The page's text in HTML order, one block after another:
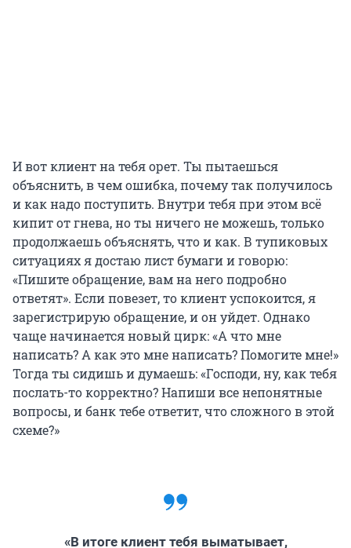
И вот клиент на тебя орет. Ты пытаешься
объяснить, в чем ошибка, почему так получилось
и как надо поступить. Внутри тебя при этом всё
кипит от гнева, но ты ничего не можешь, только
продолжаешь объяснять, что и как. В тупиковых
ситуациях я достаю лист бумаги и говорю:
«Пишите обращение, вам на него подробно
ответят». Если повезет, то клиент успокоится, я
зарегистрирую обращение, и он уйдет. Однако
чаще начинается новый цирк: «А что мне
написать? А как это мне написать? Помогите мне!»
Тогда ты сидишь и думаешь: «Господи, ну, как тебя
послать-то корректно? Напиши все непонятные
вопросы, и банк тебе ответит, что сложного в этой
схеме?»
«В итоге клиент тебя выматывает,